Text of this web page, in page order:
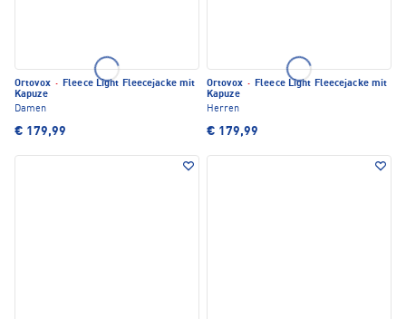
Ortovox · Fleece Light Fleecejacke mit
Kapuze
Damen
€ 179,99
Ortovox · Fleece Light Fleecejacke mit
Kapuze
Herren
€ 179,99